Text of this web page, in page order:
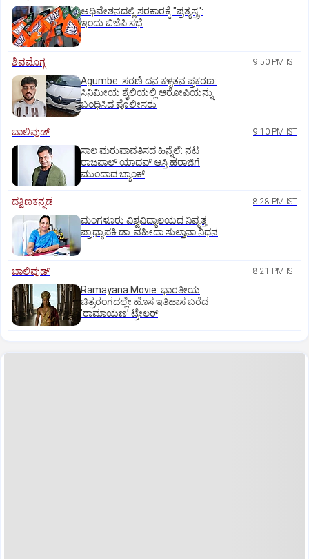
ಅಧಿವೇಶನದಲ್ಲಿ ಸರಕಾರಕ್ಕೆ "ಪ್ರತ್ಯಸ್ತ್ರ':
ಇಂದು ಬಿಜೆಪಿ ಸಭೆ
ಶಿವಮೊಗ್ಗ 9:50 PM IST
Agumbe: ಸರಣಿ ದನ ಕಳ್ಳತನ ಪ್ರಕರಣ:
ಸಿನಿಮೀಯ ಶೈಲಿಯಲ್ಲಿ ಆರೋಪಿಯನ್ನು
ಬಂಧಿಸಿದ ಪೊಲೀಸರು
ಬಾಲಿವುಡ್‌ 9:10 PM IST
ಸಾಲ ಮರುಪಾವತಿಸದ ಹಿನ್ನೆಲೆ: ನಟ
ರಾಜಪಾಲ್ ಯಾದವ್‌ ಆಸ್ತಿ ಹರಾಜಿಗೆ
ಮುಂದಾದ ಬ್ಯಾಂಕ್
ದಕ್ಷಿಣಕನ್ನಡ 8:28 PM IST
ಮಂಗಳೂರು ವಿಶ್ವವಿದ್ಯಾಲಯದ ನಿವೃತ್ತ
ಪ್ರಾಧ್ಯಾಪಕಿ ಡಾ. ವಹೀದಾ ಸುಲ್ತಾನಾ ನಿಧನ
ಬಾಲಿವುಡ್‌ 8:21 PM IST
Ramayana Movie: ಭಾರತೀಯ
ಚಿತ್ರರಂಗದಲ್ಲೇ ಹೊಸ ಇತಿಹಾಸ ಬರೆದ
ʼರಾಮಾಯಣʼ ಟ್ರೇಲರ್